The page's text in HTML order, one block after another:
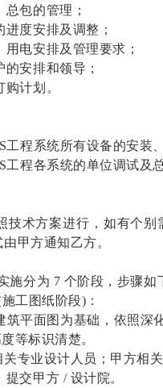
包的管理；
度安排及调整；
电安排及管理要求；
安排和领导；
计划。
程系统所有设备的安装
程各系统的单位调试及
技术方案进行，如有个
甲方通知乙方。
施分为 7 个阶段，步骤如
工图纸阶段)：
筑平面图为基础，依照深
等标识清楚。
专业设计人员；甲方相关
交甲方 / 设计院。